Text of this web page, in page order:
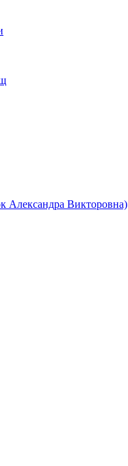
Александра Викторовна)